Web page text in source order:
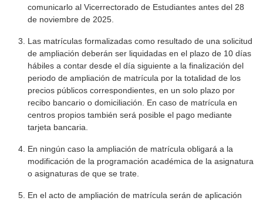
comunicarlo al Vicerrectorado de Estudiantes antes del 28
de noviembre de 2025.
Las matrículas formalizadas como resultado de una solicitud
de ampliación deberán ser liquidadas en el plazo de 10 días
hábiles a contar desde el día siguiente a la finalización del
periodo de ampliación de matrícula por la totalidad de los
precios públicos correspondientes, en un solo plazo por
recibo bancario o domiciliación. En caso de matrícula en
centros propios también será posible el pago mediante
tarjeta bancaria.
En ningún caso la ampliación de matrícula obligará a la
modificación de la programación académica de la asignatura
o asignaturas de que se trate.
En el acto de ampliación de matrícula serán de aplicación